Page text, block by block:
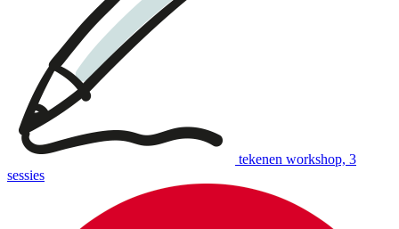
Nederlandstalige bon
tekenen workshop, 3
sessies